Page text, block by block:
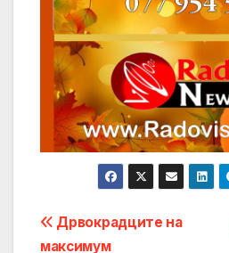
Post
Дрвокрадците на
максимум